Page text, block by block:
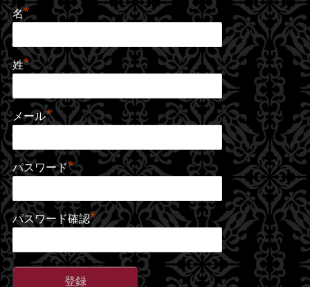
名*
姓*
メール*
パスワード*
パスワード確認*